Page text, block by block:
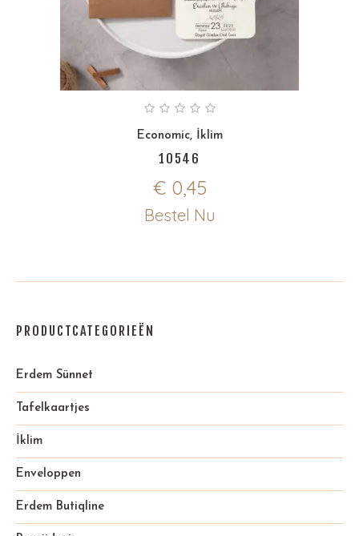
Economic, İklim
10546
€ 0,45
Bestel Nu
PRODUCTCATEGORIEËN
Erdem Sünnet
Tafelkaartjes
İklim
Enveloppen
Erdem Butiqline